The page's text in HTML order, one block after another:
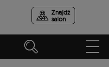
Znajdź
salon